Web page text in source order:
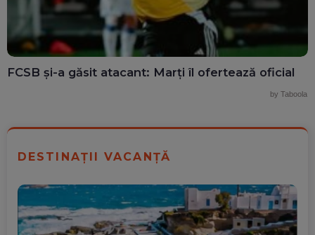
FCSB și-a găsit atacant: Marți îl ofertează oficial
by Taboola
DESTINAȚII VACANȚĂ